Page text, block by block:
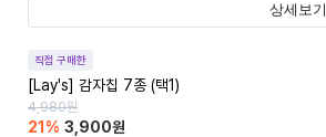
상세보기
직접 구매한
[Lay's] 감자칩 7종 (택1)
4,980원
21 % 3,900원